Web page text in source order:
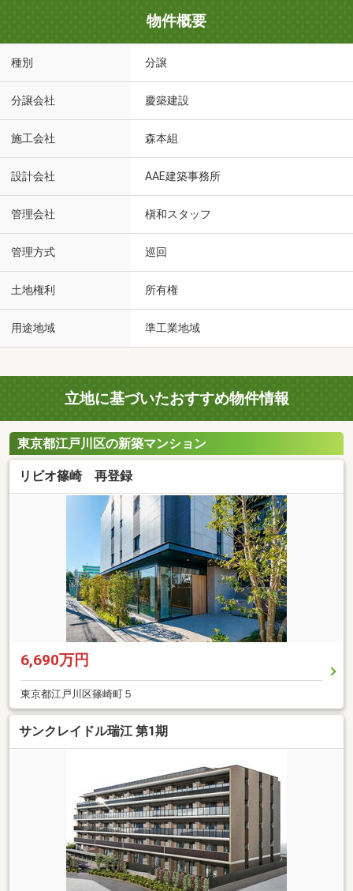
物件概要
種別 分譲
分譲会社 慶築建設
施工会社 森本組
設計会社 AAE建築事務所
管理会社 槇和スタッフ
管理方式 巡回
土地権利 所有権
用途地域 準工業地域
立地に基づいたおすすめ物件情報
東京都江戸川区の新築マンション
リビオ篠崎 再登録
6,690万円
東京都江戸川区篠崎町５
サンクレイドル瑞江 第1期